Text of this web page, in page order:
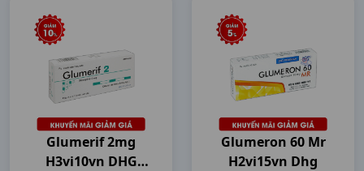
Glumerif 2mg
H3vi10vn DHG
Glumeron 60 Mr
H2vi15vn Dhg